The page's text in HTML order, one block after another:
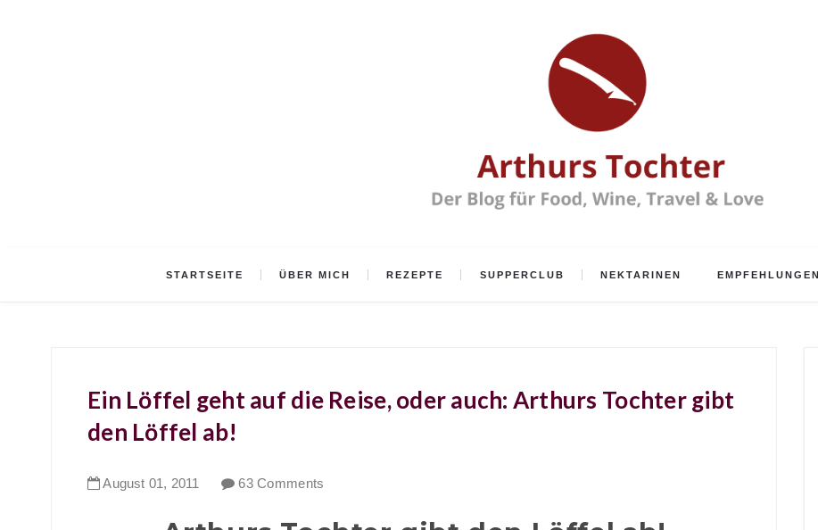
STARTSEITE ÜBER MICH REZEPTE SUPPERCLUB NEKTARINEN EMPFEHLUNGEN
Ein Löffel geht auf die Reise, oder auch: Arthurs Tochter gibt
den Löffel ab!
August 01, 2011 63 Comments